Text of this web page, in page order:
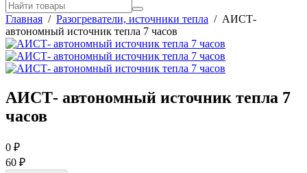
Главная / Разогреватели, источники тепла / АИСТ-
автономный источник тепла 7 часов
АИСТ- автономный источник тепла 7
часов
0 ₽
60 ₽